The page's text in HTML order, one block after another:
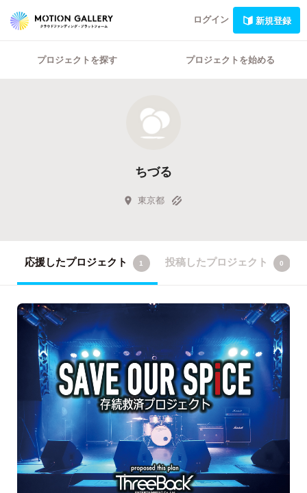
ログイン 新規登録
プロジェクトを探す プロジェクトを始める
ちづる
東京都
応援したプロジェクト 1 投稿したプロジェクト 0